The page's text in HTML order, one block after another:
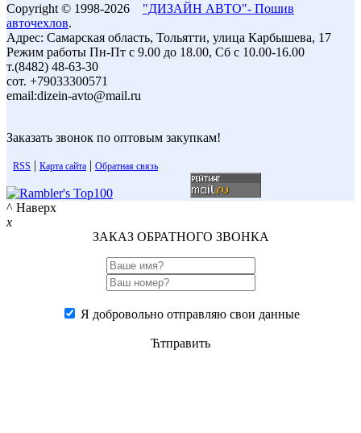
Copyright © 1998-2026 "ДИЗАЙН АВТО"- Пошив
авточехлов.
Адрес: Самарская область, Тольятти, улица Карбышева, 17
Режим работы Пн-Пт с 9.00 до 18.00, Сб с 10.00-16.00
т.(8482) 48-63-30
сот. +79033300571
email:dizein-avto@mail.ru
Заказать звонок по оптовым закупкам!
RSS | Карта сайта | Обратная связь
^ Наверх
x
ЗАКАЗ ОБРАТНОГО ЗВОНКА
Я добровольно отправляю свои данные
Ћтправить